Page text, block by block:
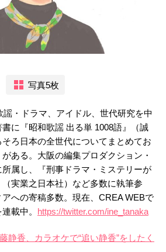
写真5枚
謡・ドラマ、アイドル、世代研究を中
に『昭和歌謡 出る単 1008語』（誠
ろ日本の全世代についてまとめてお
ある。大阪の編集プロダクション・
属し、『刑事ドラマ・ミステリーが
実業之日本社）など多数に執筆参
への寄稿多数。現在、CREA WEBで
載中。 https://twitter.com/ine_tanaka
静香、カラオケで“追い静香”をしたく